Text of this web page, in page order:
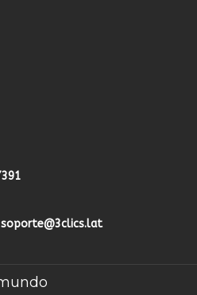
soporte@3clics.lat